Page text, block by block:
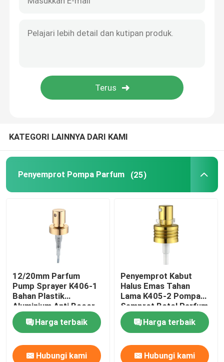
Pompa krim plastik
KATEGORI LAINNYA DARI KAMI
Penyemprot Pompa Parfum (25)
12/20mm Parfum
Pump Sprayer K406-1
Bahan Plastik
Aluminium Anti Bocor
Harga terbaik
Hubungi kami
Penyemprot Kabut
Halus Emas Tahan
Lama K405-2 Pompa
Semprot Botol Parfum
Nonspill
Harga terbaik
Hubungi kami